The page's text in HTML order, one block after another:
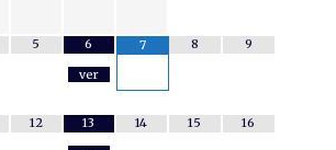
5
6
ver
7 8 9
12
13
14 15 16